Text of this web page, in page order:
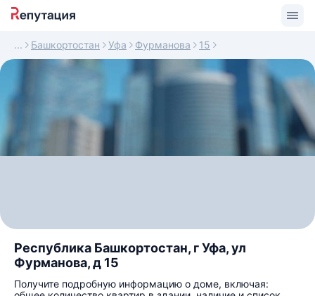
Башкортостан Уфа Фурманова 15
Республика Башкортостан, г Уфа, ул
Фурманова, д 15
Получите подробную информацию о доме, включая: